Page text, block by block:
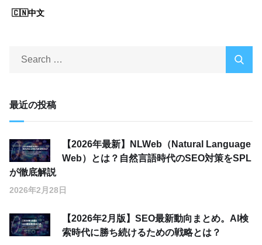
中文
最近の投稿
【2026年最新】NLWeb（Natural Language
Web）とは？自然言語時代のSEO対策をSPL
が徹底解説
2026年2月28日
【2026年2月版】SEO最新動向まとめ。AI検
索時代に勝ち続けるための戦略とは？